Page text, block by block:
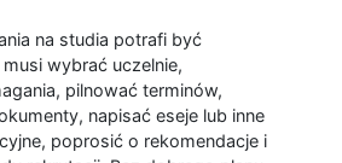
na studia potrafi być
musi wybrać uczelnie,
pilnować terminów,
napisać eseje lub inne
poprosić o rekomendacje i